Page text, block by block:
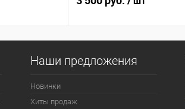
Наши предложения
Новинки
Хиты продаж